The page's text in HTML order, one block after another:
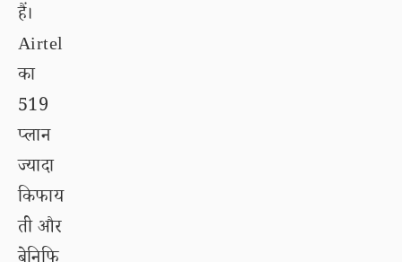
हैं।
Airtel
का
519
प्लान
ज्यादा
किफाय
ती और